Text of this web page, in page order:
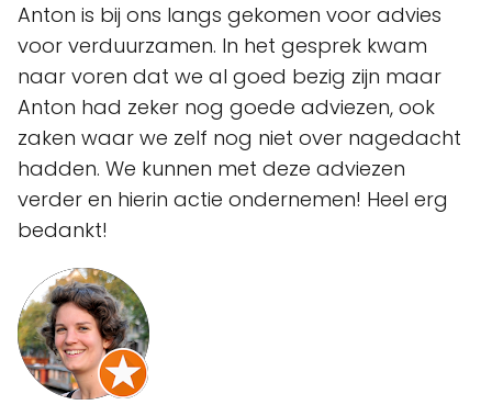
Anton is bij ons langs gekomen voor advies
voor verduurzamen. In het gesprek kwam
naar voren dat we al goed bezig zijn maar
Anton had zeker nog goede adviezen, ook
zaken waar we zelf nog niet over nagedacht
hadden. We kunnen met deze adviezen
verder en hierin actie ondernemen! Heel erg
bedankt!